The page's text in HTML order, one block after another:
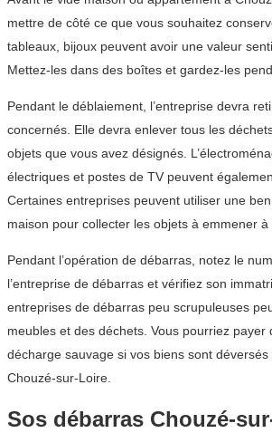
mettre de côté ce que vous souhaitez
tableaux, bijoux peuvent avoir une valeur
Mettez-les dans des boîtes et gardez-les
Pendant le déblaiement, l’entreprise devra
concernés. Elle devra enlever tous les
objets que vous avez désignés.
électriques et postes de TV peuvent
Certaines entreprises peuvent utiliser une
maison pour collecter les objets à emmener à
Pendant l’opération de débarras, notez le
l’entreprise de débarras et vérifiez son
entreprises de débarras peu scrupuleuses
meubles et des déchets. Vous pourriez payer
décharge sauvage si vos biens sont déversés
Chouzé-sur-Loire.
Sos débarras Chouzé-